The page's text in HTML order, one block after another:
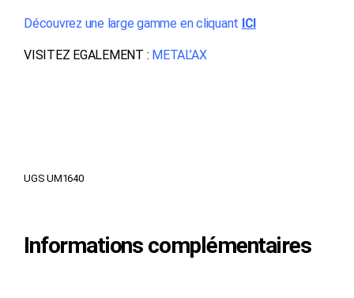
Découvrez une large gamme en cliquant ICI
VISITEZ EGALEMENT : METAL’AX
UGSUM1640
Informations complémentaires